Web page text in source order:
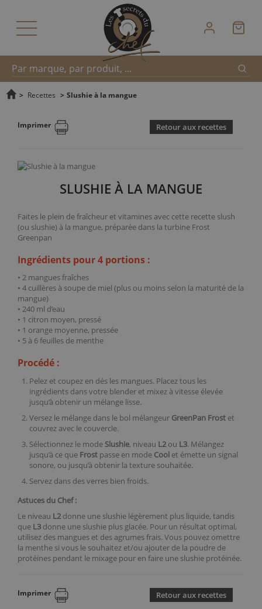
Recherche
rapide
> Recettes > Slushie à la mangue
Imprimer Retour aux recettes
SLUSHIE À LA MANGUE
Faites le plein de fraîcheur et vitamines avec cette recette slush
(ou slushie) à la mangue, préparée dans la turbine Frost
Greenpan
Ingrédients pour 4 portions :
• 2 mangues fraîches
• 4 cuillères à soupe de miel (plus ou moins selon la maturité de la
mangue)
• 240 ml d’eau
• 1 citron moyen, pressé
• 1 orange moyenne, pressée
• 5 à 6 feuilles de menthe
Procédé :
Pelez et coupez en dés les mangues. Placez tous les
ingrédients dans votre blender et mixez à vitesse élevée
jusqu’à obtenir un mélange lisse.
Versez le mélange dans le bol mélangeur GreenPan Frostet
couvrez avec le couvercle.
Sélectionnez le mode Slushie, niveau L2ou L3. Mélangez
jusqu’à ce que Frostpasse en mode Coolet émette un signal
sonore, ou jusqu’à obtenir la texture souhaitée.
Servez dans des verres bien froids.
Astuces du Chef :
Le niveau L2 donne une slushie légèrement plus liquide, tandis
que L3 donne une slushie plus glacée. Pour un résultat optimal,
utilisez des mangues et des agrumes frais. Vous pouvez omettre
la menthe si vous le souhaitez et/ou ajouter de la poudre de
protéines pendant le mixage pour en faire une slushie protéinée.
Imprimer Retour aux recettes